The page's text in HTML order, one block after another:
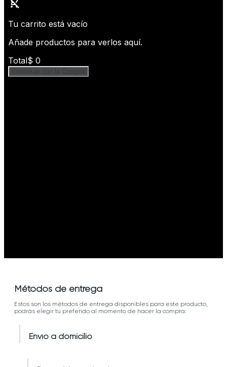
Métodos de entrega
Estos son los métodos de entrega disponibles para este producto,
podrás elegir tu preferido al momento de hacer la compra:
Envío a domicilio